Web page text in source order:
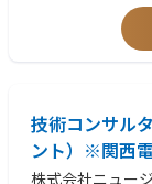
技術コンサル
ント）※関西
株式会社ニュー